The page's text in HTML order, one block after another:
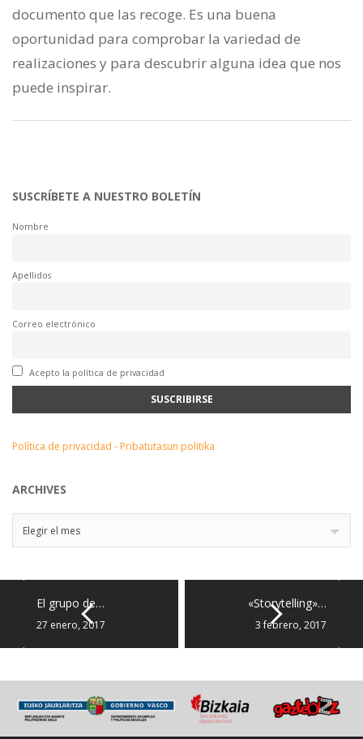
documento que las recoge. Es una buena
oportunidad para comprobar la variedad de
realizaciones y para descubrir alguna idea que nos
puede inspirar.
SUSCRÍBETE A NUESTRO BOLETÍN
Nombre
Apellidos
Correo electrónico
Acepto la política de privacidad
Política de privacidad - Pribatutasun politika
ARCHIVES
Elegir el mes
El grupo de…
27 enero, 2017
«Storytelling»…
3 febrero, 2017